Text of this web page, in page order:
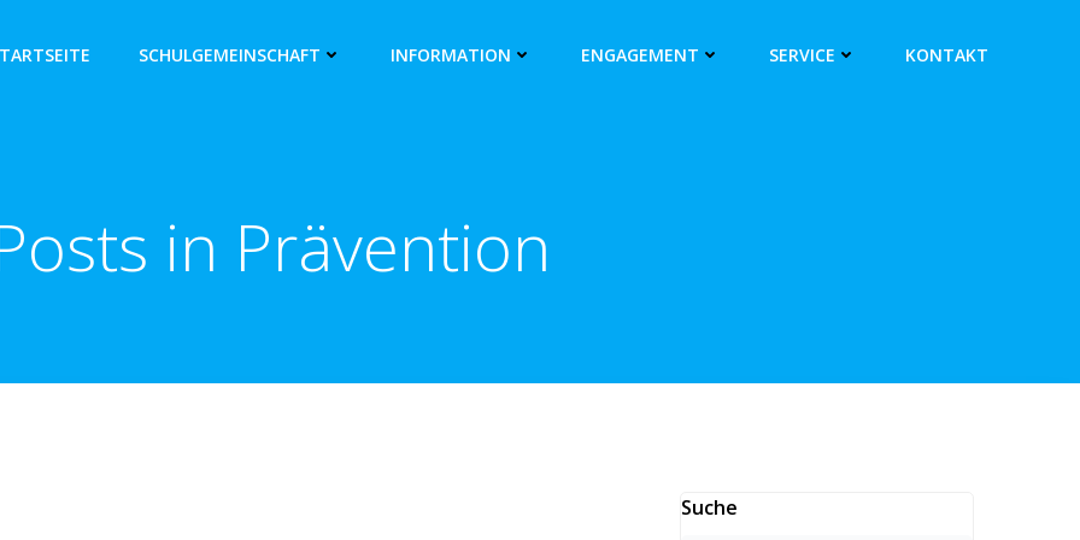
SCHULGEMEINSCHAFT INFORMATION ENGAGEMENT SERVICE KONTAKT
in Prävention
Suche